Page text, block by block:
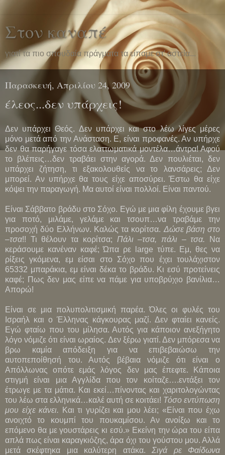
Στον καναπέ
γιατί τα πιο σπουδαία πράγματα τα είπαμε στ' αστεία...
Παρασκευή, Απριλίου 24, 2009
έλεος...δεν υπάρχεις!
Δεν υπάρχει Θεός. Δεν υπάρχει και στο λέω λίγες μέρες
μόνο μετά από την Ανάσταση. Ε, είναι προφανές. Αν υπήρχε
δεν θα παρήγαγε τόσα ελαττωματικά μοντέλα…άντρα! Αφού
το βλέπεις…δεν τραβάει στην αγορά. Δεν πουλιέται, δεν
υπάρχει ζήτηση, τι εξακολουθείς να το λανσάρεις; Δεν
μπορεί. Αν υπήρχε θα τους είχε αποσύρει. Έστω θα είχε
κόψει την παραγωγή. Μα αυτοί είναι πολλοί. Είναι παντού.
Είναι Σάββατο βράδυ στο Σόχο. Εγώ με μια φίλη έχουμε βγει
για ποτό, μιλάμε, γελάμε και τσουπ…να τραβάμε την
προσοχή δύο Ελλήνων. Καλώς τα κορίτσα. Δώσε βάση στο
–τσα!! Τι θέλουν τα κορίτσα; Πάλι –τσα, πάλι – τσα. Να
κεράσουμε κανέναν καφέ; Ώπα ρε large τύπε. Εμ, θες να
ρίξεις γκόμενα, εμ είσαι στο Σόχο που έχει τουλάχιστον
65332 μπαράκια, εμ είναι δέκα το βράδυ. Κι εσύ προτείνεις
καφέ; Πως δεν μας είπε να πάμε για υποβρύχιο βανίλια…
Απορώ!
Είναι σε μια πολυπολιτισμική παρέα. Όλες οι φυλές του
Ισραήλ και ο Έλληνας κάγκουρας μαζί. Δεν φταίει κανείς.
Εγώ φταίω που του μίλησα. Αυτός για κάποιον ανεξήγητο
λόγο νόμιζε ότι είναι ωραίος. Δεν ξέρω γιατί. Δεν μπόρεσα να
βρω καμία απόδειξη για να επιβεβαιώσω την
αυτοπεποίθησή του. Αυτός βέβαια νόμιζε ότι είναι ο
Απόλλωνας οπότε εμάς λόγος δεν μας έπεφτε. Κάποια
στιγμή είναι μια Αγγλίδα που τον κοίταζε….εντάξει τον
έτρωγε με τα μάτια. Και εκεί…πίνοντας και χαριτολογώντας
του λέω στα ελληνικά…καλέ αυτή σε κοιτάει! Τόσο εντύπωση
μου είχε κάνει. Και τι γυρίζει και μου λέει; «Είναι που έχω
ανοιχτό το κουμπί του πουκαμίσου. Αν ανοίξω και το
επόμενο θα με γουστάρεις κι εσύ.» Εκείνη την ώρα του είπα
απλά πως είναι καραγκιόζης, άρα όχι του γούστου μου. Αλλά
μετά σκέφτηκα μια καλύτερη ατάκα.Σιγά ρε Φαίδωνα